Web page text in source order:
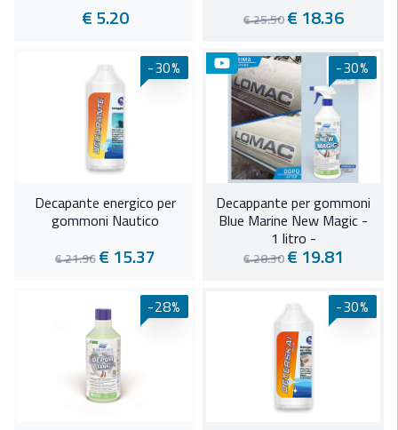
€ 5.20 € 25.50€ 18.36
Decapante energico per
gommoni Nautico
€ 21.96€ 15.37
-30%
Decappante per gommoni
Blue Marine New Magic -
1 litro -
€ 28.30€ 19.81
-30%
-28% -30%